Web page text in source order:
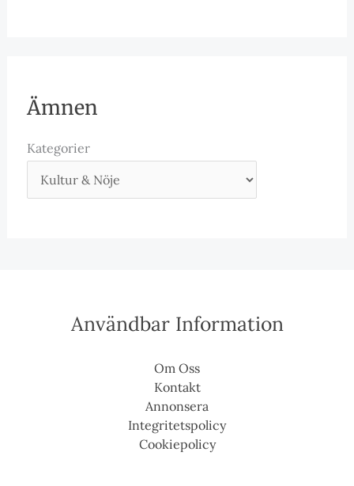
Ämnen
Kategorier
Användbar Information
Om Oss
Kontakt
Annonsera
Integritetspolicy
Cookiepolicy